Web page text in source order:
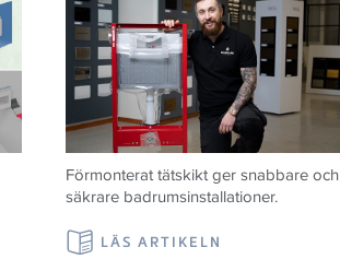
Förmonterat tätskikt ger snabbare och
säkrare badrumsinstallationer.
LÄS ARTIKELN